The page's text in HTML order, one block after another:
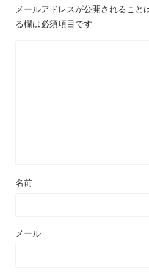
メールアドレスが公開されること
る欄は必須項目です
名前
メール